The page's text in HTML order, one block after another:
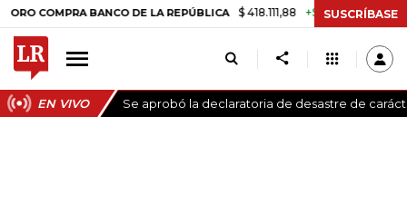
BANCO DE LA REPÚBLICA $ 418.111,88 +$ 9.612,91 +2,35%
SUSCRÍBASE
EN VIVO Se aprobó la declaratoria de desastre de